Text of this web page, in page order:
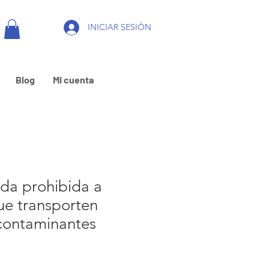
INICIAR SESIÓN
Blog Mi cuenta
prohibida a
transporten